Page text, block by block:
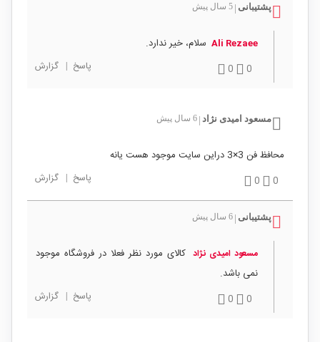
پشتیبانی 5 سال پیش
Ali Rezaee سلام، خیر ندارد.
0
0 پاسخ | گزارش
مسعود امیدی نژاد 6 سال پیش
محافظ فن 3×3 دراین سایت موجود هست یانه
0
0 پاسخ | گزارش
پشتیبانی 6 سال پیش
مسعود امیدی نژاد کالای مورد نظر فعلا در فروشگاه موجود
نمی باشد.
0
0 پاسخ | گزارش